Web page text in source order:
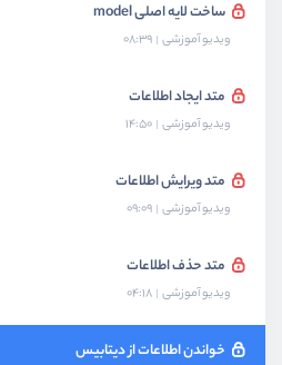
ساخت لایه اصلی model
ویدیو آموزشی 08:39
متد ایجاد اطلاعات
ویدیو آموزشی 14:50
متد ویرایش اطلاعات
ویدیو آموزشی 09:09
متد حذف اطلاعات
ویدیو آموزشی 04:18
خواندن اطلاعات از دیتابیس